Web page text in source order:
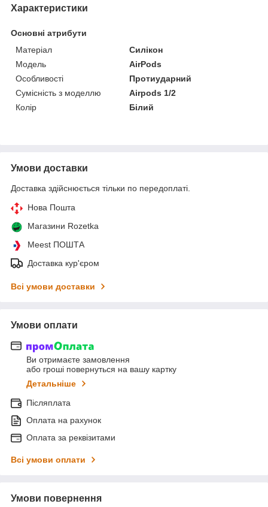
Характеристики
Основні атрибути
Матеріал
Силікон
Модель
AirPods
Особливості
Протиударний
Сумісність з моделлю
Airpods 1/2
Колір
Білий
Умови доставки
Доставка здійснюється тільки по передоплаті.
Нова Пошта
Магазини Rozetka
Meest ПОШТА
Доставка кур'єром
Всі умови доставки
Умови оплати
Ви отримаєте замовлення
або гроші повернуться на вашу картку
Детальніше
Післяплата
Оплата на рахунок
Оплата за реквізитами
Всі умови оплати
Умови повернення